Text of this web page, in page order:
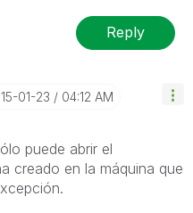
Reply
01-23 04:12 AM
puede abrir el
creado en la máquina que